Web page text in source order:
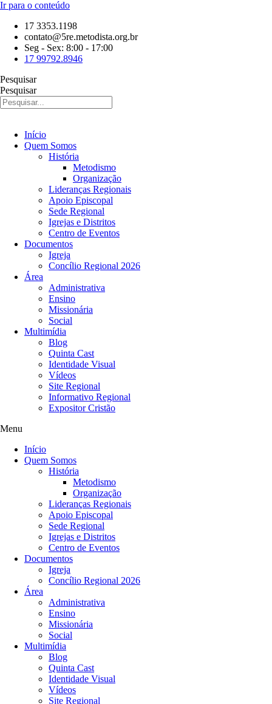
Ir para o conteúdo
17 3353.1198
contato@5re.metodista.org.br
Seg - Sex: 8:00 - 17:00
17 99792.8946
Pesquisar
Pesquisar
Início
Quem Somos
História
Metodismo
Organização
Lideranças Regionais
Apoio Episcopal
Sede Regional
Igrejas e Distritos
Centro de Eventos
Documentos
Igreja
Concílio Regional 2026
Área
Administrativa
Ensino
Missionária
Social
Multimídia
Blog
Quinta Cast
Identidade Visual
Vídeos
Site Regional
Informativo Regional
Expositor Cristão
Menu
Início
Quem Somos
História
Metodismo
Organização
Lideranças Regionais
Apoio Episcopal
Sede Regional
Igrejas e Distritos
Centro de Eventos
Documentos
Igreja
Concílio Regional 2026
Área
Administrativa
Ensino
Missionária
Social
Multimídia
Blog
Quinta Cast
Identidade Visual
Vídeos
Site Regional